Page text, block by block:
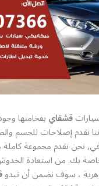
قشقايبفخامتها
نقدم إصلاحات للجسم
نحن نقدم مجموعة
بك. من استعادة
، سوف نضمن أن تبدو